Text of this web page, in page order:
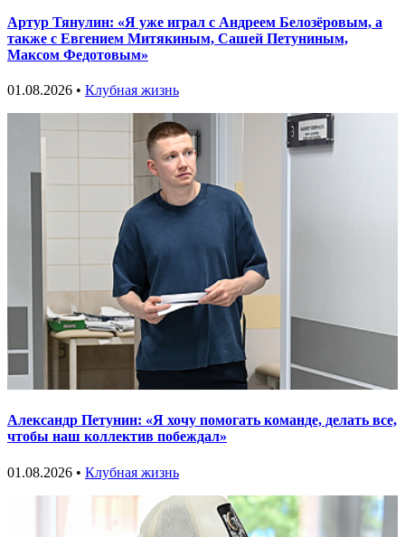
Артур Тянулин: «Я уже играл с Андреем Белозёровым, а
также с Евгением Митякиным, Сашей Петуниным,
Максом Федотовым»
01.08.2026 • Клубная жизнь
Александр Петунин: «Я хочу помогать команде, делать все,
чтобы наш коллектив побеждал»
01.08.2026 • Клубная жизнь